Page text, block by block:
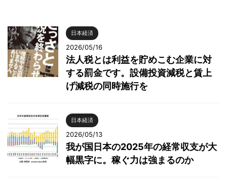
日本経済
2026/05/16
法人税とは利益を貯めこむ企業に対
する罰金です。設備投資減税と賃上
げ減税の同時施行を
日本経済
2026/05/13
我が国日本の2025年の経常収支が大
幅黒字に。稼ぐ力は強まるのか